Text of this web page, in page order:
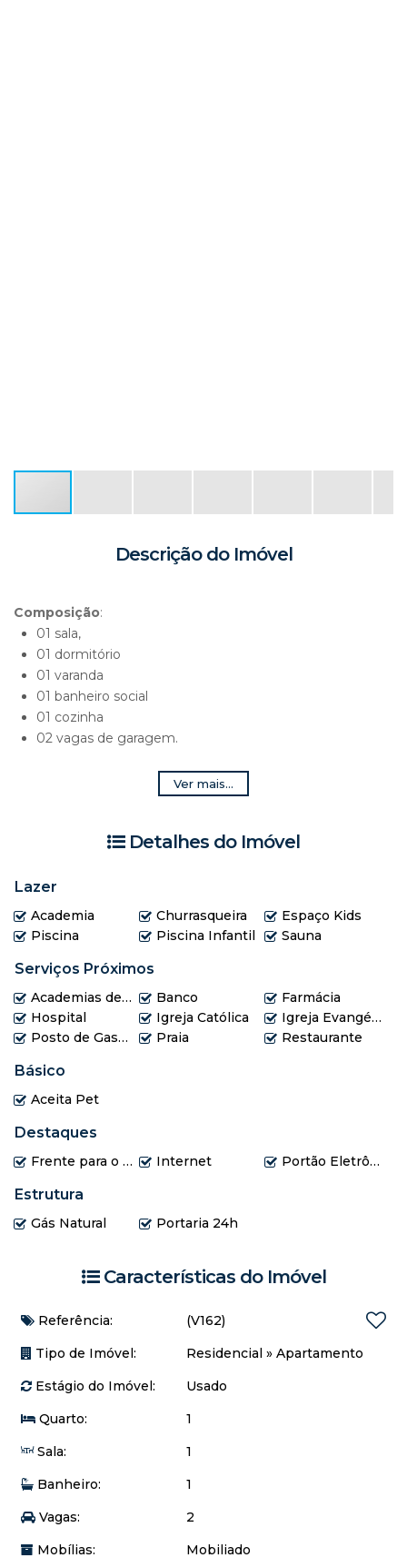
Descrição do Imóvel
Composição:
01 sala,
01 dormitório
01 varanda
01 banheiro social
01 cozinha
02 vagas de garagem.
- Condomínio com: piscina - sauna - academia - parquinho e
- Condomínio fica de frente para a Praia Grande, e apenas
Ver mais...
Detalhes do Imóvel
Lazer
Academia Churrasqueira
Espaço Kids
Piscina
Piscina Infantil Sauna
Serviços Próximos
Academias de ginástica Banco
Farmácia
Hospital
Igreja Católica
Igreja Evangélica
Posto de Gasolina
Praia Restaurante
Básico
Aceita Pet
Destaques
Frente para o Mar Internet Portão Eletrônico
Estrutura
Gás Natural Portaria 24h
Características do Imóvel
Referência:
(V162)
Tipo de Imóvel:
Residencial » Apartamento
Estágio do Imóvel:
Usado
Quarto:
1
Sala:
1
Banheiro:
1
Vagas:
2
Mobílias:
Mobiliado